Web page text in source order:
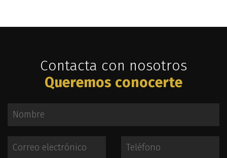
Contacta con nosotros
Queremos conocerte